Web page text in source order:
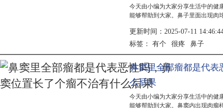
今天由小编为大家分享生活中的健
能够帮助到大家。鼻子里面出现肉
治疗、...
更新时间：2025-07-11
标签： 有个 很疼 鼻子
鼻窦里全部瘤都是代表
么后果
今天由小编为大家分享生活中的健
能够帮助到大家。鼻窦内出现肉瘤